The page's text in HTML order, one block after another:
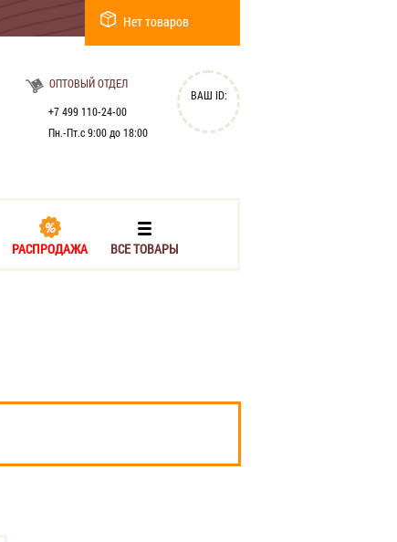
Нет товаров
ОПТОВЫЙ ОТДЕЛ
+7 499 110-24-00
Пн.-Пт.с 9:00 до 18:00
ВАШ ID:
РАСПРОДАЖА ВСЕ ТОВАРЫ